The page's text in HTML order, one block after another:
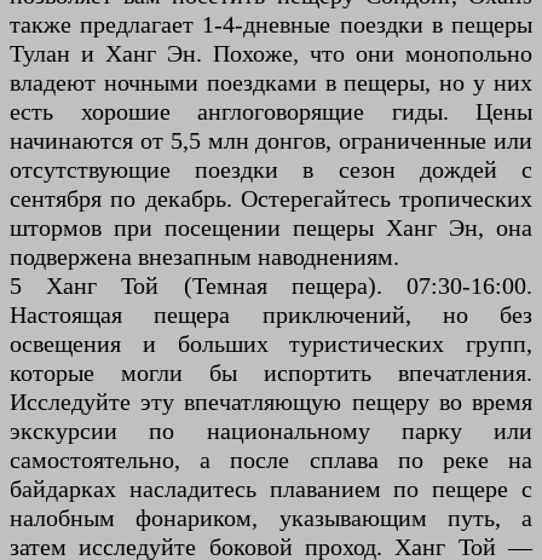
также предлагает 1-4-дневные поездки в пещеры
Тулан и Ханг Эн. Похоже, что они монопольно
владеют ночными поездками в пещеры, но у них
есть хорошие англоговорящие гиды. Цены
начинаются от 5,5 млн донгов, ограниченные или
отсутствующие поездки в сезон дождей с
сентября по декабрь. Остерегайтесь тропических
штормов при посещении пещеры Ханг Эн, она
подвержена внезапным наводнениям.
5 Ханг Той (Темная пещера). 07:30-16:00.
Настоящая пещера приключений, но без
освещения и больших туристических групп,
которые могли бы испортить впечатления.
Исследуйте эту впечатляющую пещеру во время
экскурсии по национальному парку или
самостоятельно, а после сплава по реке на
байдарках насладитесь плаванием по пещере с
налобным фонариком, указывающим путь, а
затем исследуйте боковой проход. Ханг Той —